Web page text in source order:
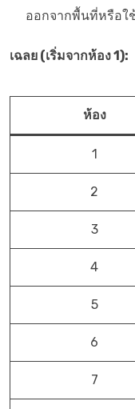
ออกจากพื้นที่หรือใ
เฉลย (เริ่มจากห้อง 1):
ห้อง
1
2
3
4
5
6
7